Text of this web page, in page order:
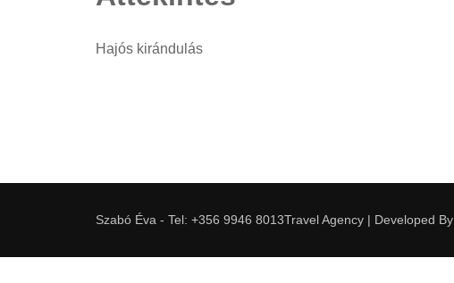
Hajós kirándulás
Szabó Éva - Tel: +356 9946 8013Travel Agency | Developed By